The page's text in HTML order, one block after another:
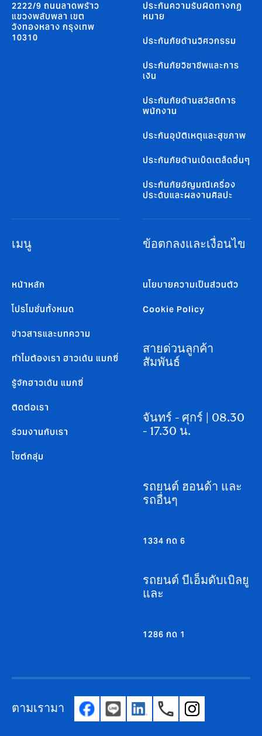
2222/9 ถนนลาดพร้าว
แขวงพลับพลา เขต
วังทองหลาง กรุงเทพ
10310
ประกันความรับผิดทางกฏ
หมาย
ประกันภัยด้านวิศวกรรม
ประกันภัยวิชาชีพและการ
เงิน
ประกันภัยด้านสวัสดิการ
พนักงาน
ประกันอุบัติเหตุและสุขภาพ
ประกันภัยด้านเบ็ดเตล็ดอื่นๆ
ประกันภัยอัญมณีเครื่อง
ประดับและผลงานศิลปะ
เมนู
หน้าหลัก
โปรโมชั่นทั้งหมด
ข่าวสารและบทความ
ทำไมต้องเรา ฮาวเด้น แมกซี่
รู้จักฮาวเด้น แมกซี่
ติดต่อเรา
ร่วมงานกับเรา
ไซต์กลุ่ม
ข้อตกลงและเงื่อนไข
นโยบายความเป็นส่วนตัว
Cookie Policy
สายด่วนลูกค้า
สัมพันธ์
จันทร์ - ศุกร์ | 08.30
- 17.30 น.
รถยนต์ ฮอนด้า และ
รถอื่นๆ
1334 กด 6
รถยนต์ บีเอ็มดับเบิลยู
และ
1286 กด 1
ตามเรามา